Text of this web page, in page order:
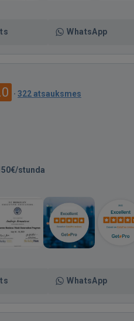
WhatsApp
· 322 atsauksmes
stunda
WhatsApp